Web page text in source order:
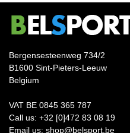
Bergensesteenweg 734/2
B1600 Sint-Pieters-Leeuw
Belgium
VAT BE 0845 365 787
Call us: +32 [0]472 83 08 19
Email us: shop@belsport.be